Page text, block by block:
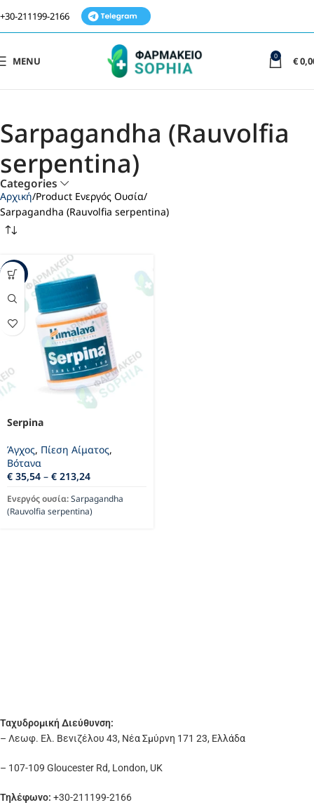
+30-211199-2166
MENU 0 €
Sarpagandha (Rauvolfia
serpentina)
Categories
Αρχική Product Ενεργός Ουσία
Sarpagandha (Rauvolfia serpentina)
-40%
Serpina
Άγχος, Πίεση Αίματος,
Βότανα
€ 35,54 – € 213,24
Ενεργός ουσία:Sarpagandha
(Rauvolfia serpentina)
Ταχυδρομική Διεύθυνση:
– Λεωφ. Ελ. Βενιζέλου 43, Νέα Σμύρνη 171 23, Ελλάδα
– 107-109 Gloucester Rd, London, UK
Τηλέφωνο: +30-211199-2166